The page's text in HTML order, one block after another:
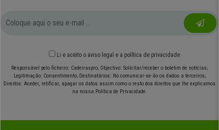
Li e aceito o aviso legal e a política de privacidade
Responsável pelo ficheiro: Cadeiraspro; Objectivo: Solicitar/receber o boletim de notícias;
Legitimação: Consentimento; Destinatários: No comunicar-se-ão os dados a terceiros;
Direitos: Aceder, retificar, apagar os datos assim como o resto dos direitos que lhe explicamos
na nossa Política de Privacidade.